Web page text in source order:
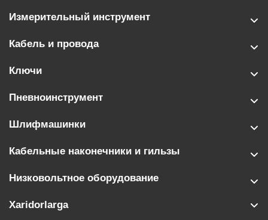
Измерительный инструмент
Кабель и провода
Ключи
Пневноинструмент
Шлифмашинки
Кабельные наконечники и гильзы
Низковольтное оборудование
Xaridorlarga